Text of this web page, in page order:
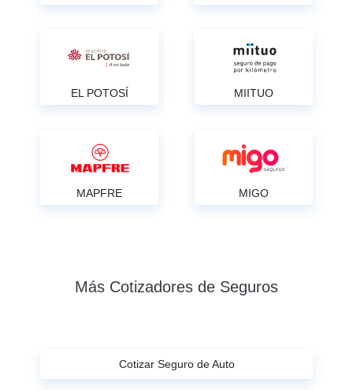
EL POTOSÍ MIITUO
MAPFRE MIGO
Más Cotizadores de Seguros
Cotizar Seguro de Auto